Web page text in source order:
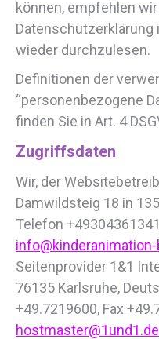
können, empfehlen
Datenschutzerklärung
wieder durchzulesen.
Definitionen der
“personenbezogene
finden Sie in Art. 4
Zugriffsdaten
Wir, der
Damwildsteig 18 in
Telefon
Seitenprovider 1&1
76135 Karlsruhe,
+49.7219600, Fax
hostmaster@1und1.de